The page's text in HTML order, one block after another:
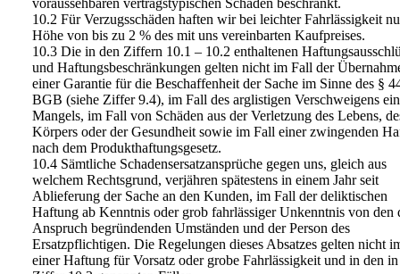
10.2 Für Verzugsschäden haften wir bei leichter Fahrlässigkeit
Höhe von bis zu 2 % des mit uns vereinbarten Kaufpreises.
10.3 Die in den Ziffern 10.1 – 10.2 enthaltenen
und Haftungsbeschränkungen gelten nicht im Fall der
einer Garantie für die Beschaffenheit der Sache im Sinne des §
BGB (siehe Ziffer 9.4), im Fall des arglistigen Verschweigens
Mangels, im Fall von Schäden aus der Verletzung des Lebens,
Körpers oder der Gesundheit sowie im Fall einer zwingenden
nach dem Produkthaftungsgesetz.
10.4 Sämtliche Schadensersatzansprüche gegen uns, gleich aus
welchem Rechtsgrund, verjähren spätestens in einem Jahr seit
Ablieferung der Sache an den Kunden, im Fall der deliktischen
Haftung ab Kenntnis oder grob fahrlässiger Unkenntnis von den
Anspruch begründenden Umständen und der Person des
Ersatzpflichtigen. Die Regelungen dieses Absatzes gelten nicht
einer Haftung für Vorsatz oder grobe Fahrlässigkeit und in den in